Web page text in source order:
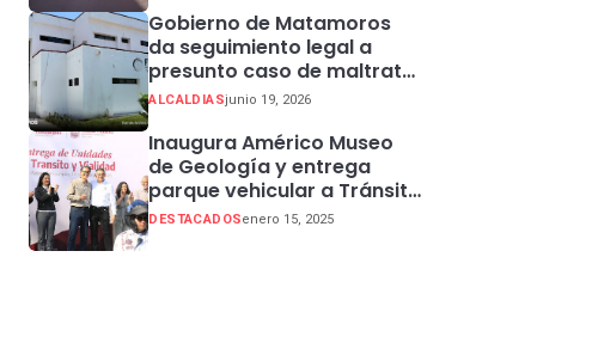
Gobierno de Matamoros
da seguimiento legal a
presunto caso de maltrato
animal
ALCALDIASjunio 19, 2026
Inaugura Américo Museo
de Geología y entrega
parque vehicular a Tránsito
en Ciudad Madero
DESTACADOSenero 15, 2025